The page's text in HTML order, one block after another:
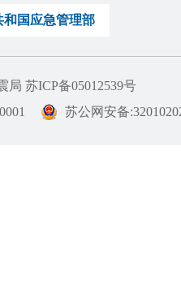
和国应急管理部
局 苏ICP备05012539号
苏公网安备